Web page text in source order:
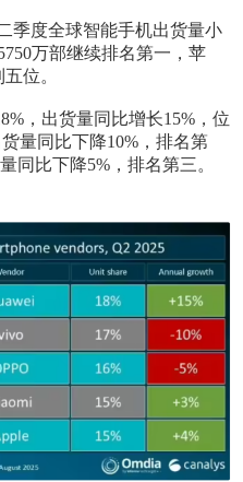
季度全球智能手机出货量小
万部继续排名第一，苹
位。
，出货量同比增长15%，位
量同比下降10%，排名第
同比下降5%，排名第三。